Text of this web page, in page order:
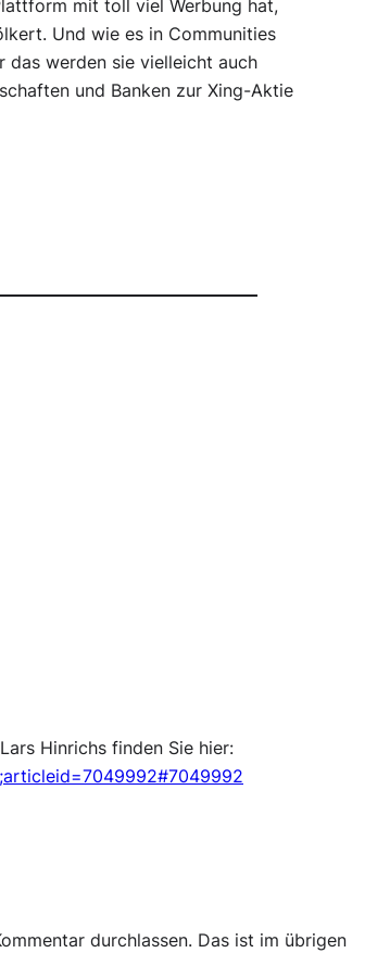
mit toll viel Werbung hat,
Und wie es in Communities
das werden sie vielleicht auch
und Banken zur Xing-Aktie
Hinrichs finden Sie hier:
durchlassen. Das ist im übrigen